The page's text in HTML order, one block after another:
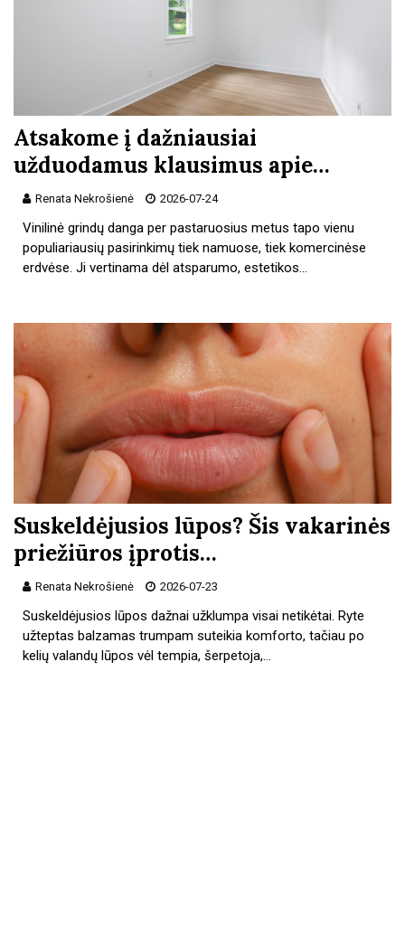
Atsakome į dažniausiai
užduodamus klausimus apie…
Renata Nekrošienė 2026-07-24
Vinilinė grindų danga per pastaruosius metus tapo vienu
populiariausių pasirinkimų tiek namuose, tiek komercinėse
erdvėse. Ji vertinama dėl atsparumo, estetikos…
Suskeldėjusios lūpos? Šis vakarinės
priežiūros įprotis…
Renata Nekrošienė 2026-07-23
Suskeldėjusios lūpos dažnai užklumpa visai netikėtai. Ryte
užteptas balzamas trumpam suteikia komforto, tačiau po
kelių valandų lūpos vėl tempia, šerpetoja,…